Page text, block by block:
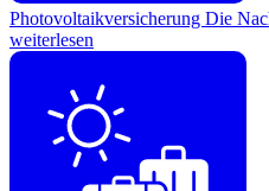
Photovoltaikversicherung Die
weiterlesen